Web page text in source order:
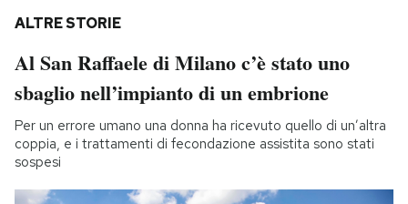
ALTRE STORIE
Al San Raffaele di Milano c’è stato uno
sbaglio nell’impianto di un embrione
Per un errore umano una donna ha ricevuto quello di un’altra
coppia, e i trattamenti di fecondazione assistita sono stati
sospesi